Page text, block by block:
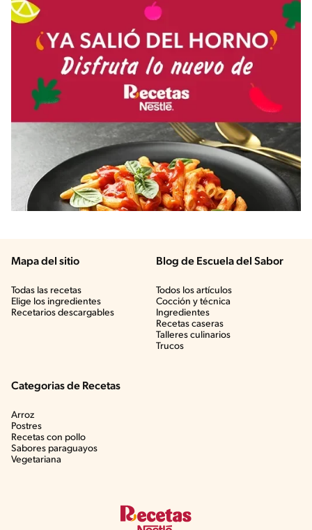
Mapa del sitio
Todas las recetas
Elige los ingredientes
Recetarios descargables
Blog de Escuela del Sabor
Todos los artículos
Cocción y técnica
Ingredientes
Recetas caseras
Talleres culinarios
Trucos
Categorias de Recetas
Arroz
Postres
Recetas con pollo
Sabores paraguayos
Vegetariana